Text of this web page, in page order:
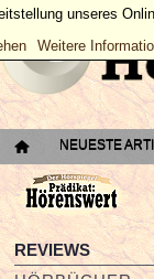
NEUESTE
REVIEWS
unseres
Weitere